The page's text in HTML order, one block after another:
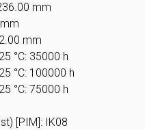
mm
mm
°C: 35000 h
°C: 100000 h
°C: 75000 h
[PIM]: IK08